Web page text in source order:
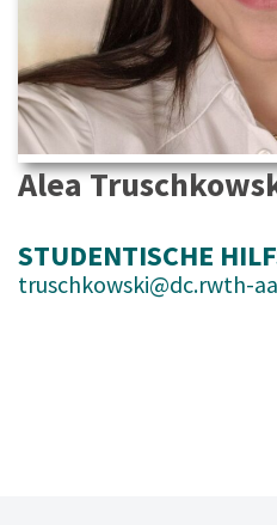
Alea
STUDENTISCHE
truschkowski@dc.rwth-